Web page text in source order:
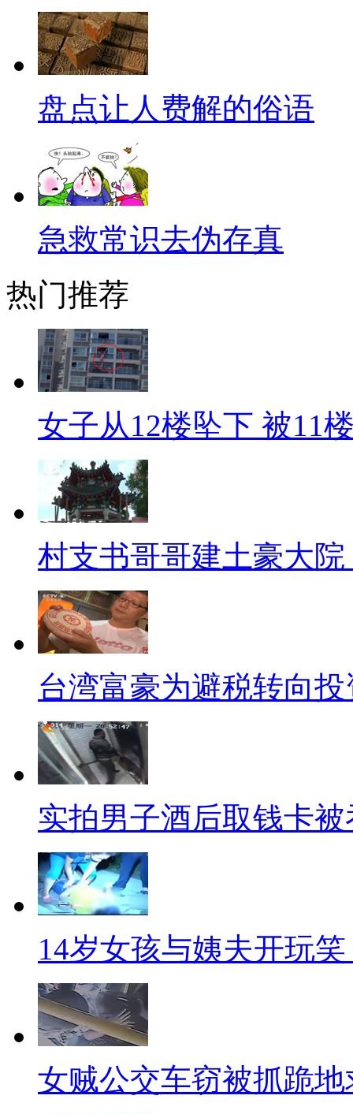
天下啦！他们开始玩创业、玩
体！！看到最后已经开始护肤
糙了...
【浮在河面的胖子】
细节就不用赘述了，希望这
肉。有网友评论说，身体胖体
得他说得很有道理的样子，不
了，您还是留着精力去教别的孩
【要自学成才】"老师讲的
州一男子潜入3所学校盗窃得8
偷说的有一定道理。当年老师
的！还有，当年他都听老师的
不作弊，结果就没上成大学，
话，去请个枪手买个答案啥的
管理员，也比做梁上君子好得
【区别对待】
同是一个学校，重点班教室
心里有点不平衡。昨日，洪湖
提出抗议。大家交的学费一样
微差点就该受到歧视？别不平
必先苦其分数，劳其筋骨，蒸
峰，迎娶白富美，出任CEO，
调省下的汗，总有一天会让你
【“喝水”消费数十万】
两个月的时间，黄女士在某
89万元存款的银行卡只剩下
机上刷的，鼻子八万八，下巴
机，我就把卡给他们，他们就
谁让理发店的小哥小妹们都有
商变低，让你顶着一头乱发来
走。可看这情况，这位折翼的
盘点让人费解的俗语
急救常识去伪存真
热门推荐
女子从12楼坠下 被11
村支书哥哥建土豪大
台湾富豪为避税转向
实拍男子酒后取钱卡
14岁女孩与姨夫开玩
女贼公交车窃被抓跪地